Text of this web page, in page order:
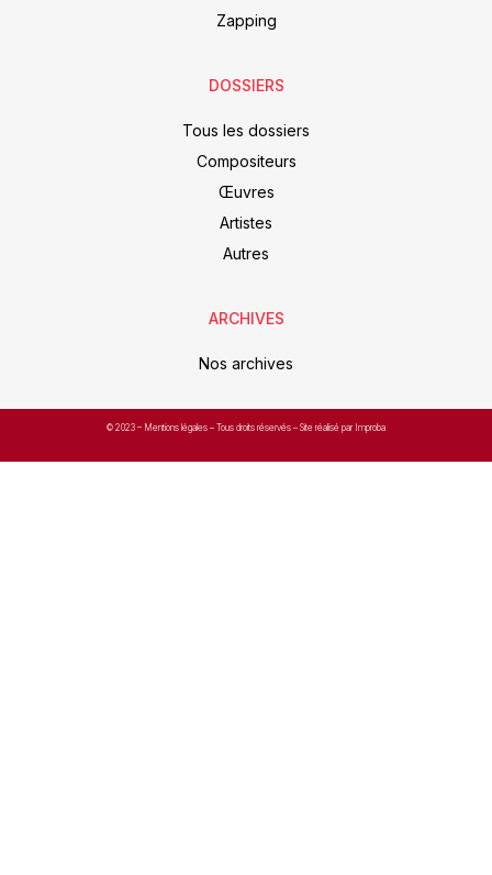
Zapping
DOSSIERS
Tous les dossiers
Compositeurs
Œuvres
Artistes
Autres
ARCHIVES
Nos archives
© 2023 – Mentions légales – Tous droits réservés – Site réalisé par Improba